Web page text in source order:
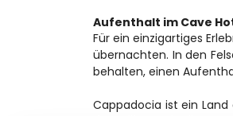
Aufenthalt im Cave
Für ein einzigartiges
übernachten. In den
behalten, einen
Cappadocia ist ein